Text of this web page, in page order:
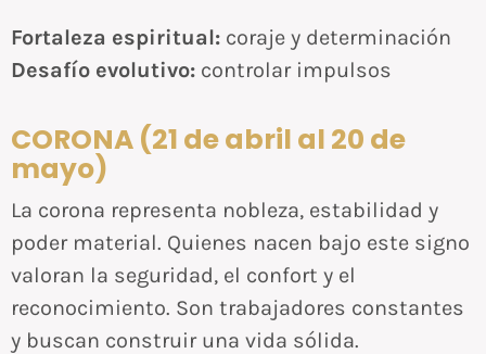
Fortaleza espiritual: coraje y determinación
Desafío evolutivo: controlar impulsos
CORONA (21 de abril al 20 de
mayo)
La corona representa nobleza, estabilidad y
poder material. Quienes nacen bajo este signo
valoran la seguridad, el confort y el
reconocimiento. Son trabajadores constantes
y buscan construir una vida sólida.